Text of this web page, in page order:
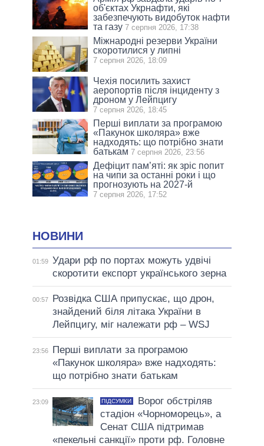
об'єктах Укрнафти, які
забезпечують видобуток нафти
та газу 7 серпня 2026, 17:38
Міжнародні резерви України
скоротилися у липні
7 серпня 2026, 18:09
Чехія посилить захист
аеропортів після інциденту з
дроном у Лейпцигу
7 серпня 2026, 18:45
Перші виплати за програмою
«Пакунок школяра» вже
надходять: що потрібно знати
батькам 7 серпня 2026, 23:56
Дефіцит пам’яті: як зріс попит
на чипи за останні роки і що
прогнозують на 2027-й
7 серпня 2026, 17:52
НОВИНИ
01:59 Удари рф по портах можуть удвічі
скоротити експорт українського зерна
00:57
Розвідка США припускає, що дрон,
знайдений біля літака України в
Лейпцигу, міг належати рф – WSJ
23:56
Перші виплати за програмою
«Пакунок школяра» вже надходять:
що потрібно знати батькам
23:09 ПІДСУМКИ
Ворог обстріляв
стадіон «Чорноморець», а
Сенат США підтримав
«пекельні санкції» проти рф. Головне